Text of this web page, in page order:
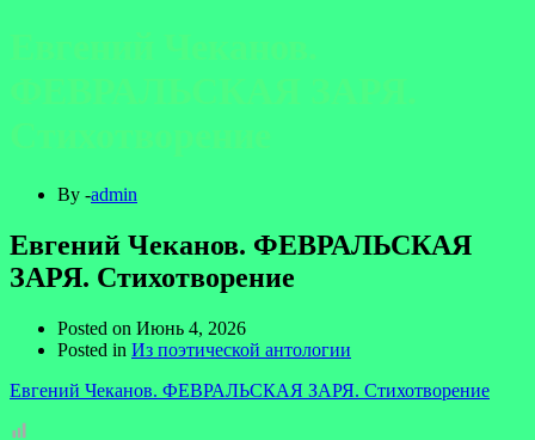
By -admin
Евгений Чеканов. ФЕВРАЛЬСКАЯ
ЗАРЯ. Стихотворение
Posted on Июнь 4, 2026
Posted in Из поэтической антологии
Евгений Чеканов. ФЕВРАЛЬСКАЯ ЗАРЯ. Стихотворение